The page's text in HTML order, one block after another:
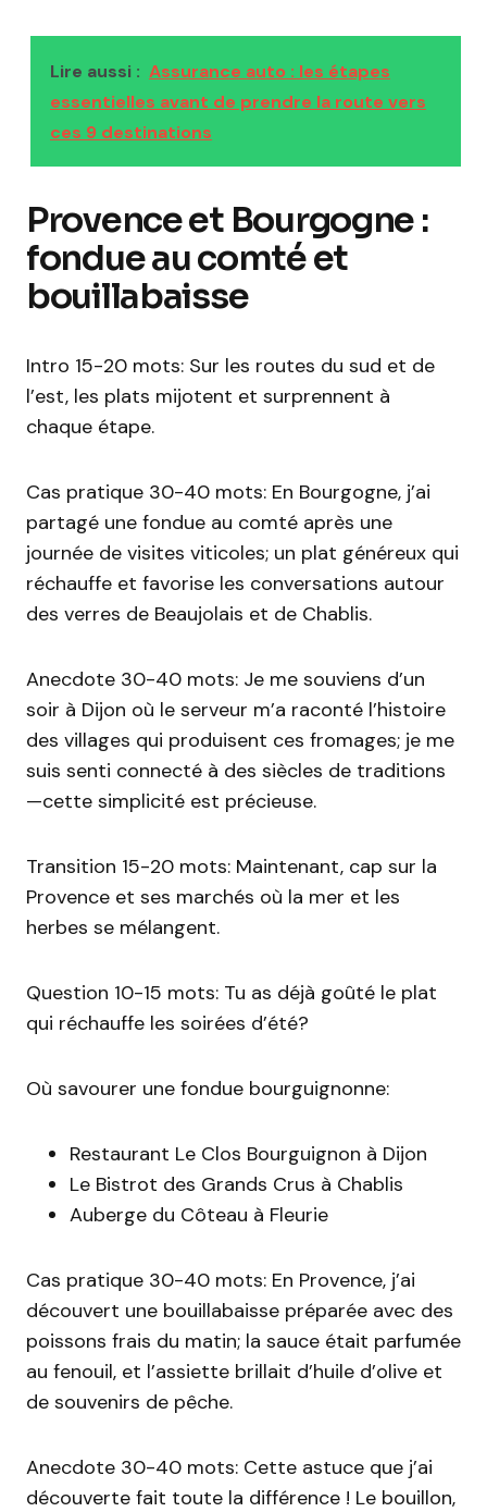
Lire aussi : Assurance auto : les étapes
essentielles avant de prendre la route vers
ces 9 destinations
Provence et Bourgogne :
fondue au comté et
bouillabaisse
Intro 15-20 mots: Sur les routes du sud et de
l’est, les plats mijotent et surprennent à
chaque étape.
Cas pratique 30-40 mots: En Bourgogne, j’ai
partagé une fondue au comté après une
journée de visites viticoles; un plat généreux qui
réchauffe et favorise les conversations autour
des verres de Beaujolais et de Chablis.
Anecdote 30-40 mots: Je me souviens d’un
soir à Dijon où le serveur m’a raconté l’histoire
des villages qui produisent ces fromages; je me
suis senti connecté à des siècles de traditions
—cette simplicité est précieuse.
Transition 15-20 mots: Maintenant, cap sur la
Provence et ses marchés où la mer et les
herbes se mélangent.
Question 10-15 mots: Tu as déjà goûté le plat
qui réchauffe les soirées d’été?
Où savourer une fondue bourguignonne:
Restaurant Le Clos Bourguignon à Dijon
Le Bistrot des Grands Crus à Chablis
Auberge du Côteau à Fleurie
Cas pratique 30-40 mots: En Provence, j’ai
découvert une bouillabaisse préparée avec des
poissons frais du matin; la sauce était parfumée
au fenouil, et l’assiette brillait d’huile d’olive et
de souvenirs de pêche.
Anecdote 30-40 mots: Cette astuce que j’ai
découverte fait toute la différence ! Le bouillon,